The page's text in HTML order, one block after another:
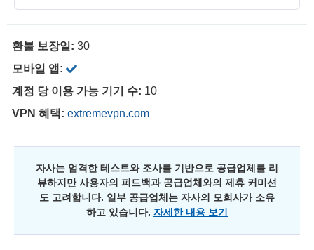
환불 보장일: 30
모바일 앱:
계정 당 이용 가능 기기 수: 10
VPN 혜택: extremevpn.com
자사는 엄격한 테스트와 조사를 기반으로 공급업체를 리
뷰하지만 사용자의 피드백과 공급업체와의 제휴 커미션
도 고려합니다. 일부 공급업체는 자사의 모회사가 소유
하고 있습니다. 자세한 내용 보기